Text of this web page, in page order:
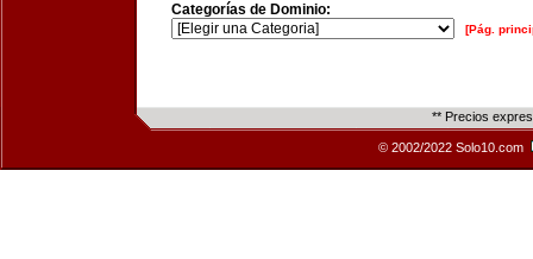
Categorías de Dominio:
[Pág.
** Precios
© 2002/2022 Solo10.com